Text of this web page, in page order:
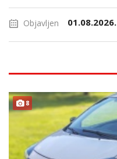
Objavljen 01.08.2026.
8